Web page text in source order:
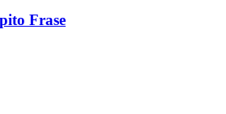
Frase